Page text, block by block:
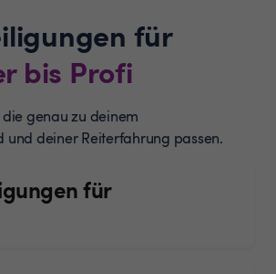
für
bis Profi
genau zu deinem
und deiner Reiterfahrung passen.
für